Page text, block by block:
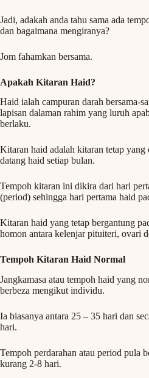
Jadi, adakah anda tahu sama ada
dan bagaimana mengiranya?
Jom fahamkan bersama.
Apakah Kitaran Haid?
Haid ialah campuran darah bersama-
lapisan dalaman rahim yang luruh
berlaku.
Kitaran haid adalah kitaran tetap
datang haid setiap bulan.
Tempoh kitaran ini dikira dari hari
(period) sehingga hari pertama haid
Kitaran haid yang tetap bergantung
homon antara kelenjar pituiteri, ovari
Tempoh Kitaran Haid Normal
Jangkamasa atau tempoh haid yang
berbeza mengikut individu.
Ia biasanya antara 25 – 35 hari dan
hari.
Tempoh perdarahan atau period pula
kurang 2-8 hari.